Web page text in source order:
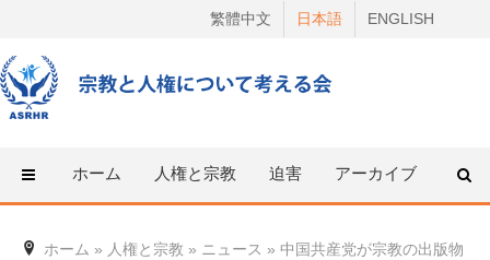
content
繁體中文 日本語 ENGLISH
ホーム 人権と宗教 迫害 アーカイブ 人権
ホーム » 人権と宗教 » ニュース » 中国共産党が宗教の出版物